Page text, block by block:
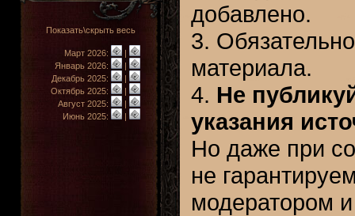
Показать\скрыть весь
Март 2026:
|
Январь 2026:
|
Декабрь 2025:
|
Октябрь 2025:
|
Август 2025:
|
Июнь 2025:
|
добавлено.
3.
материала.
4. Не
указания
Но даже при
не
модератором